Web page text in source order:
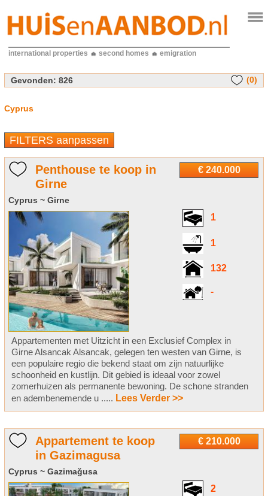
international properties second homes emigration
Gevonden: 826 (0)
Cyprus
FILTERS aanpassen
€ 240.000
Penthouse te koop in
Girne
Cyprus ~ Girne
1
1
132
-
Appartementen met Uitzicht in een Exclusief Complex in
Girne Alsancak Alsancak, gelegen ten westen van Girne, is
een populaire regio die bekend staat om zijn natuurlijke
schoonheid en kustlijn. Dit gebied is ideaal voor zowel
zomerhuizen als permanente bewoning. De schone stranden
en adembenemende u ..... Lees Verder >>
€ 210.000
Appartement te koop
in Gazimagusa
Cyprus ~ Gazimağusa
2